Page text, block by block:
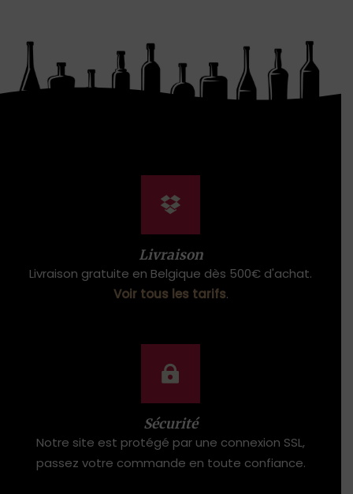
Livraison
Livraison gratuite en Belgique dès 500€ d'achat.
Voir tous les tarifs.
Sécurité
Notre site est protégé par une connexion SSL,
passez votre commande en toute confiance.